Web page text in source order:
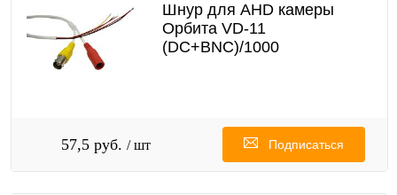
Шнур для AHD камеры
Орбита VD-11
(DC+BNC)/1000
57,5 руб. / шт Подписаться